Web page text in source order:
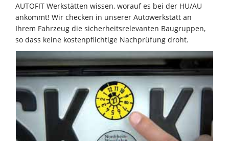
AUTOFIT Werkstätten wissen, worauf es bei der HU/AU
ankommt! Wir checken in unserer Autowerkstatt an
Ihrem Fahrzeug die sicherheitsrelevanten Baugruppen,
so dass keine kostenpflichtige Nachprüfung droht.